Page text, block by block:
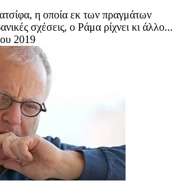
η οποία εκ των πραγμάτων
σχέσεις, ο Ράμα ρίχνει κι άλλο...
2019